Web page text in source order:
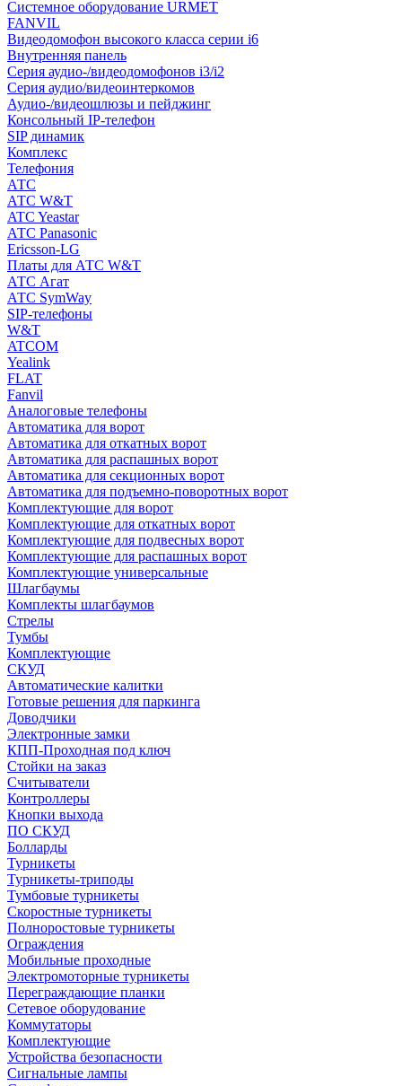
Системное оборудование URMET
FANVIL
Видеодомофон высокого класса серии i6
Внутренняя панель
Серия аудио-/видеодомофонов i3/i2
Серия аудио/видеоинтеркомов
Аудио-/видеошлюзы и пейджинг
Консольный IP-телефон
SIP динамик
Комплекс
Телефония
АТС
АТС W&T
ATC Yeastar
АТС Panasonic
Ericsson-LG
Платы для АТС W&T
АТС Агат
АТС SymWay
SIP-телефоны
W&T
ATCOM
Yealink
FLAT
Fanvil
Аналоговые телефоны
Автоматика для ворот
Автоматика для откатных ворот
Автоматика для распашных ворот
Автоматика для секционных ворот
Автоматика для подъемно-поворотных ворот
Комплектующие для ворот
Комплектующие для откатных ворот
Комплектующие для подвесных ворот
Комплектующие для распашных ворот
Комплектующие универсальные
Шлагбаумы
Комплекты шлагбаумов
Стрелы
Тумбы
Комплектующие
СКУД
Автоматические калитки
Готовые решения для паркинга
Доводчики
Электронные замки
КПП-Проходная под ключ
Стойки на заказ
Считыватели
Контроллеры
Кнопки выхода
ПО СКУД
Болларды
Турникеты
Турникеты-триподы
Тумбовые турникеты
Скоростные турникеты
Полноростовые турникеты
Ограждения
Мобильные проходные
Электромоторные турникеты
Переграждающие планки
Сетевое оборудование
Коммутаторы
Комплектующие
Устройства безопасности
Сигнальные лампы